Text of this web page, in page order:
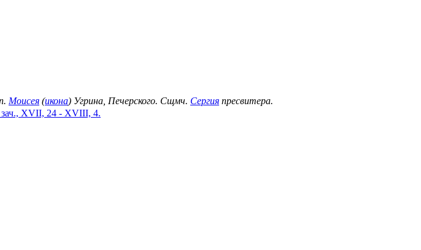
Моисея (икона) Угрина, Печерского. Сщмч. Сергия пресвитера.
XVII, 24 - XVIII, 4.